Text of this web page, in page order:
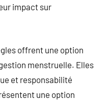
impact sur
offrent une option
menstruelle. Elles
et responsabilité
une option